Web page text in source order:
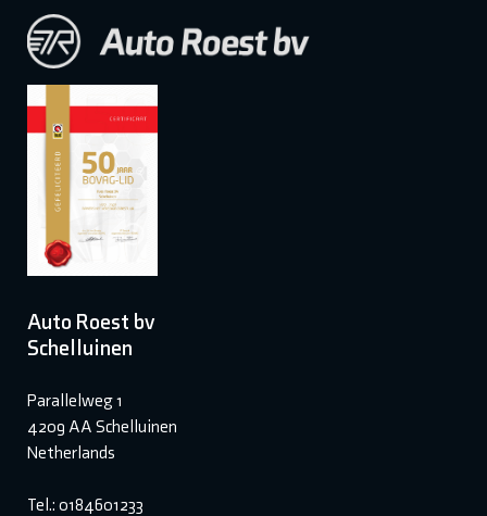
Auto Roest bv
Schelluinen
Parallelweg 1
4209 AA Schelluinen
Netherlands
Tel.: 0184601233